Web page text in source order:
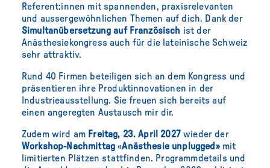
Referent:innen mit spannenden, praxisrelevanten
und aussergewöhnlichen Themen auf dich. Dank der
Simultanübersetzung auf Französisch ist der
Anästhesiekongress auch für die lateinische Schweiz
sehr attraktiv.
Rund 40 Firmen beteiligen sich an dem Kongress und
präsentieren ihre Produktinnovationen in der
Industrieausstellung. Sie freuen sich bereits auf
einen angeregten Austausch mir dir.
Zudem wird am Freitag, 23. April 2027wieder der
Workshop-Nachmittag «Anästhesie unplugged» mit
limitierten Plätzen stattfinden. Programmdetails und